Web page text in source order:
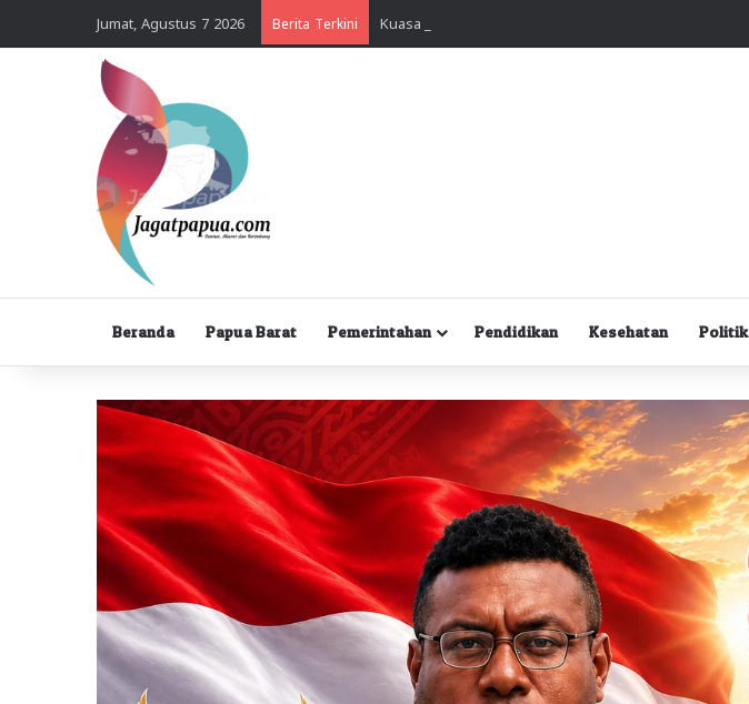
Jumat, Agustus 7 2026 Berita Terkini
Beranda Papua Barat Pemerintahan Pendidikan Kesehatan Politik